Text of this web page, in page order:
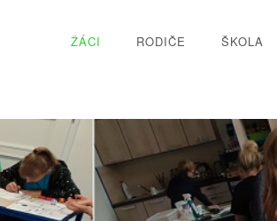
ŽÁCI RODIČE ŠKOLA